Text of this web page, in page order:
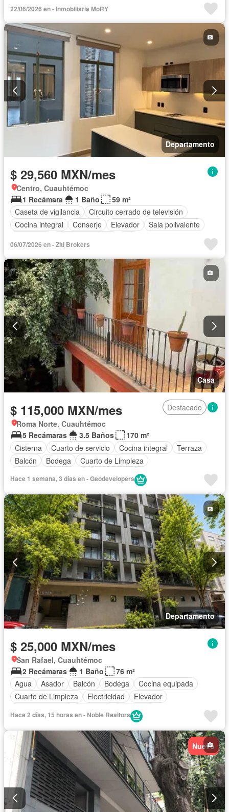
22/06/2026 en - Inmobiliaria MoRY
Departamento
$ 29,560 MXN/mes
Centro, Cuauhtémoc
1 Recámara
1 Baño
59 m²
Caseta de vigilancia
Circuito cerrado de televisión
Cocina integral
Conserje Elevador
Sala polivalente
06/07/2026 en - Ziti Brokers
Casa
$ 115,000 MXN/mes
Destacado
Roma Norte, Cuauhtémoc
5 Recámaras
3.5 Baños
170 m²
Cisterna
Cuarto de servicio Cocina integral
Terraza
Balcón
Bodega
Cuarto de Limpieza
Hace 1 semana, 3 días en - Geodevelopers
Departamento
$ 25,000 MXN/mes
San Rafael, Cuauhtémoc
2 Recámaras
1 Baño
76 m²
Agua
Asador Balcón Bodega
Cocina equipada
Cuarto de Limpieza
Electricidad
Elevador
Seguridad
Hace 2 días, 15 horas en - Noble Realtors
Nuevo